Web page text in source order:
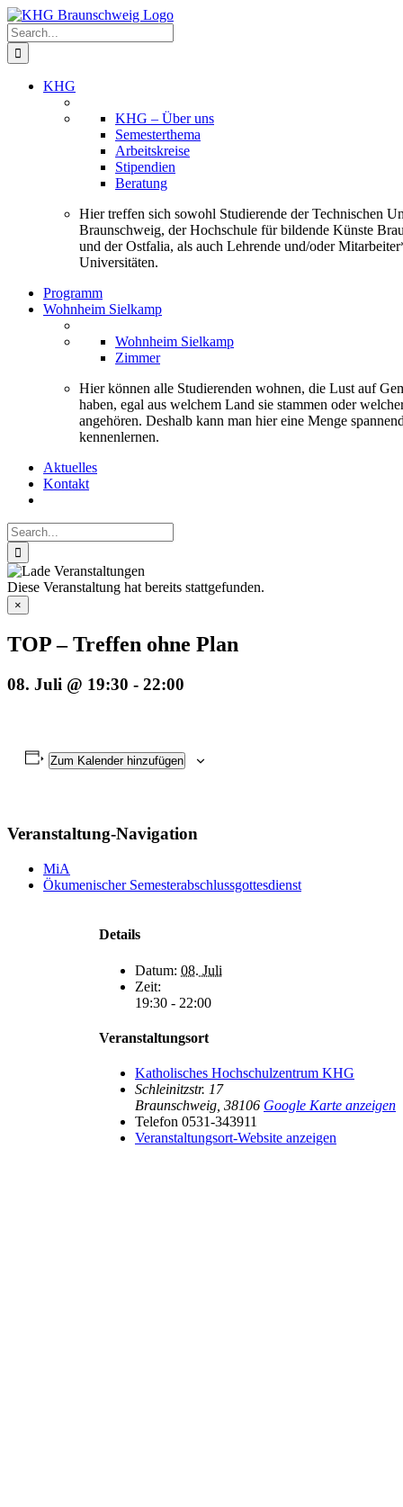
Skip
to
content
Search
for:
KHG
KHG – Über uns
Semesterthema
Arbeitskreise
Stipendien
Beratung
Hier treffen sich sowohl Studierende der Technischen
Braunschweig, der Hochschule für bildende Künste
und der Ostfalia, als auch Lehrende und/oder
Universitäten.
Programm
Wohnheim Sielkamp
Wohnheim Sielkamp
Zimmer
Hier können alle Studierenden wohnen, die Lust auf
haben, egal aus welchem Land sie stammen oder
angehören. Deshalb kann man hier eine Menge
kennenlernen.
Aktuelles
Kontakt
Search
for:
Diese Veranstaltung hat bereits stattgefunden.
×
TOP – Treffen ohne Plan
08. Juli @ 19:30 - 22:00
Zum Kalender hinzufügen
Veranstaltung-Navigation
MiA
Ökumenischer Semesterabschlussgottesdienst
Details
Datum: 08. Juli
Zeit:
19:30 - 22:00
Veranstaltungsort
Katholisches Hochschulzentrum KHG
Schleinitzstr. 17
Braunschweig 38106 Google Karte anzeigen
Telefon 0531-343911
Veranstaltungsort-Website anzeigen